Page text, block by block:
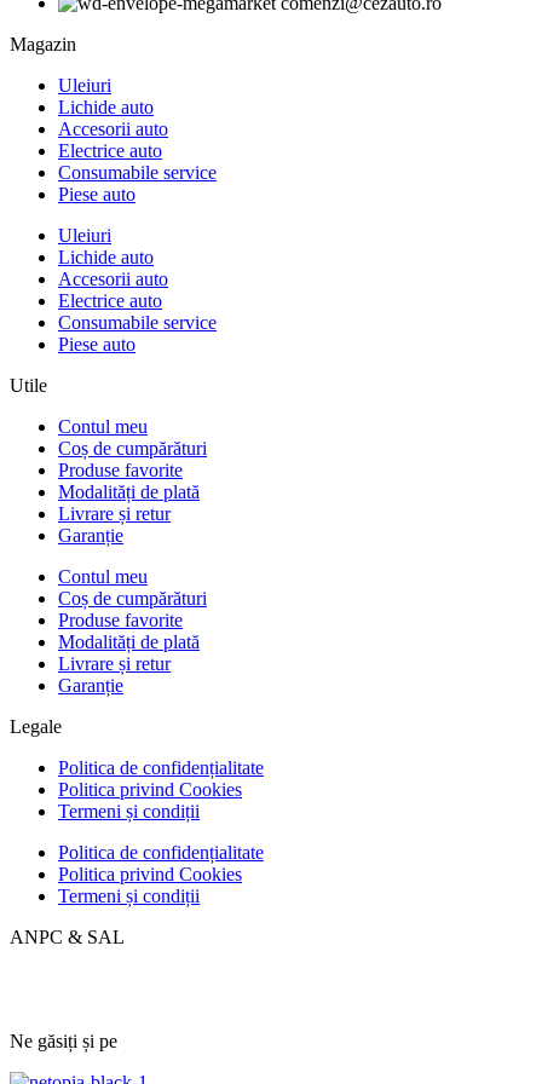
Magazin
Uleiuri
Lichide auto
Accesorii auto
Electrice auto
Consumabile service
Piese auto
Uleiuri
Lichide auto
Accesorii auto
Electrice auto
Consumabile service
Piese auto
Utile
Contul meu
Coș de cumpărături
Produse favorite
Modalități de plată
Livrare și retur
Garanție
Contul meu
Coș de cumpărături
Produse favorite
Modalități de plată
Livrare și retur
Garanție
Legale
Politica de confidențialitate
Politica privind Cookies
Termeni și condiții
Politica de confidențialitate
Politica privind Cookies
Termeni și condiții
ANPC & SAL
Ne găsiți și pe